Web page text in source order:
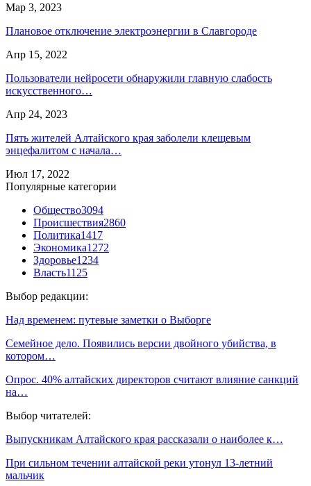
Мар 3, 2023
Плановое отключение электроэнергии в Славгороде
Апр 15, 2022
Пользователи нейросети обнаружили главную слабость
искусственного…
Апр 24, 2023
Пять жителей Алтайского края заболели клещевым
энцефалитом с начала…
Июл 17, 2022
Популярные категории
Общество3094
Происшествия2860
Политика1417
Экономика1272
Здоровье1234
Власть1125
Выбор редакции:
Над временем: путевые заметки о Выборге
Семейное дело. Появились версии двойного убийства, в
котором…
Опрос. 40% алтайских директоров считают влияние санкций
на…
Выбор читателей:
Выпускникам Алтайского края рассказали о наиболее к…
При сильном течении алтайской реки утонул 13-летний
мальчик